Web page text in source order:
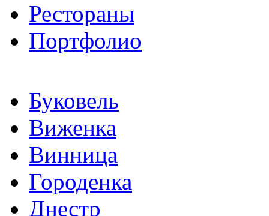
Рестораны
Портфолио
Буковель
Виженка
Винница
Городенка
Днестр